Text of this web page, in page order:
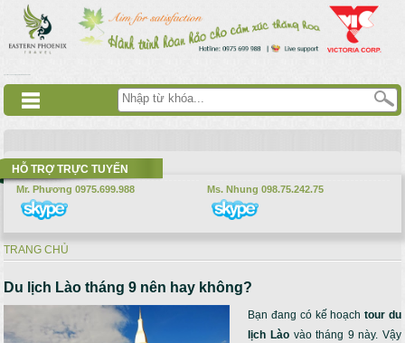
Nhảy đến nội dung
HỖ TRỢ TRỰC TUYẾN
Mr. Phương 0975.699.988 Ms. Nhung 098.75.242.75
Bạn đang ở đây
TRANG CHỦ
Du lịch Lào tháng 9 nên hay không?
Bạn đang có kế hoạch tour du
lịch Lào vào tháng 9 này. Vậy